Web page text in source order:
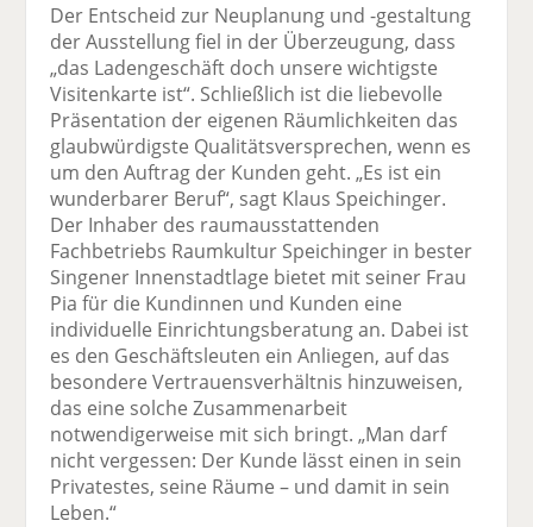
Der Entscheid zur Neuplanung und -gestaltung
der Ausstellung fiel in der Überzeugung, dass
„das Ladengeschäft doch unsere wichtigste
Visitenkarte ist“. Schließlich ist die liebevolle
Präsentation der eigenen Räumlichkeiten das
glaubwürdigste Qualitätsversprechen, wenn es
um den Auftrag der Kunden geht. „Es ist ein
wunderbarer Beruf“, sagt Klaus Speichinger.
Der Inhaber des raumausstattenden
Fachbetriebs Raumkultur Speichinger in bester
Singener Innenstadtlage bietet mit seiner Frau
Pia für die Kundinnen und Kunden eine
individuelle Einrichtungsberatung an. Dabei ist
es den Geschäftsleuten ein Anliegen, auf das
besondere Vertrauensverhältnis hinzuweisen,
das eine solche Zusammenarbeit
notwendigerweise mit sich bringt. „Man darf
nicht vergessen: Der Kunde lässt einen in sein
Privatestes, seine Räume – und damit in sein
Leben.“